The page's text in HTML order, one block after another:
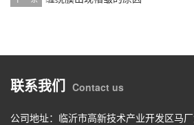
联系我们 Contact us
公司地址：临沂市高新技术产业开发区马